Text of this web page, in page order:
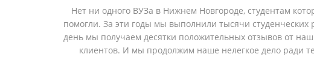
Нет ни одного ВУЗа в Нижнем Новгороде, студентам
помогли. За эти годы мы выполнили тысячи
день мы получаем десятки положительных отзывов от
клиентов. И мы продолжим наше нелегкое дело ради